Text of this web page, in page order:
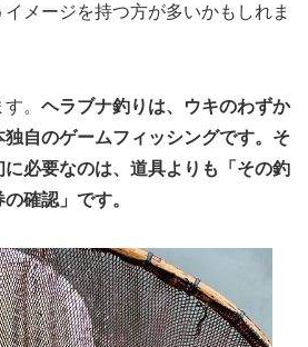
メージを持つ方が多いかもしれま
。 ヘラブナ釣りは、ウキのわずか
自のゲームフィッシングです。そ
に必要なのは、道具よりも「その釣
確認」です。